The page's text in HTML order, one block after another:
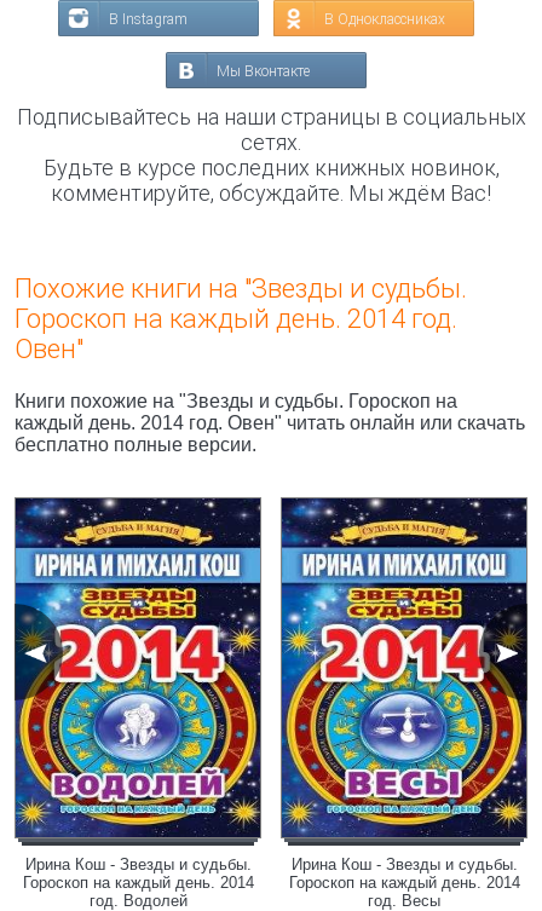
В Instagram В Одноклассниках
Мы Вконтакте
Подписывайтесь на наши страницы в социальных
сетях.
Будьте в курсе последних книжных новинок,
комментируйте, обсуждайте. Мы ждём Вас!
Похожие книги на "Звезды и судьбы.
Гороскоп на каждый день. 2014 год.
Овен"
Книги похожие на "Звезды и судьбы. Гороскоп на
каждый день. 2014 год. Овен" читать онлайн или скачать
бесплатно полные версии.
Ирина Кош - Звезды и судьбы.
Гороскоп на каждый день. 2014
год. Водолей
Ирина Кош - Звезды и судьбы.
Гороскоп на каждый день. 2014
год. Весы